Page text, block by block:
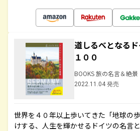
道しるべとなる
１００
BOOKS 旅の名言＆絶景
2022.11.04 発売
世界を４０年以上歩いてきた「地球の
けする、人生を輝かせるドイツの名言